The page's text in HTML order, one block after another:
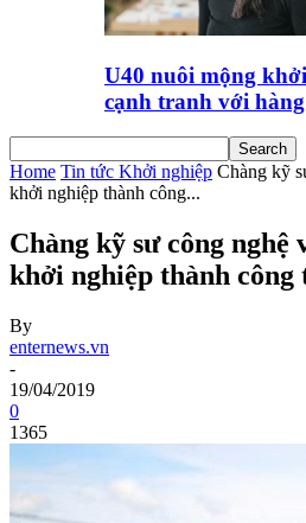
U40 nuôi mộng
cạnh tranh với
Home Tin tức Khởi nghiệp Chàng kỹ
khởi nghiệp thành công...
Chàng kỹ sư công nghệ
khởi nghiệp thành công
By
enternews.vn
-
19/04/2019
0
1365